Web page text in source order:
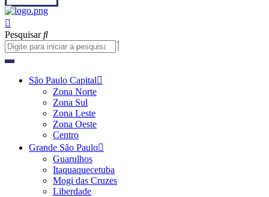
Pesquisar
São Paulo Capital
Zona Norte
Zona Sul
Zona Leste
Zona Oeste
Centro
Grande São Paulo
Guarulhos
Itaquaquecetuba
Mogi das Cruzes
Liberdade